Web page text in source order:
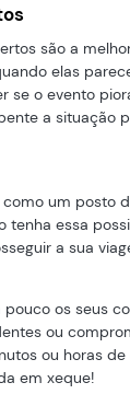
são a
elas
se o evento
a situação
um posto
tenha essa
a sua
os seus
ou
ou horas
em xeque!